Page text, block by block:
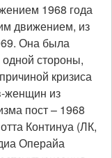
1968 года
движением, из
Она была
стороны,
кризиса
женщин из
пост – 1968
Континуа (ЛК,
Операйа